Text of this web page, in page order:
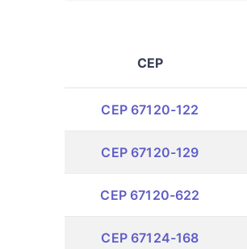
CEP
CEP 67120-122
CEP 67120-129
CEP 67120-622
CEP 67124-168